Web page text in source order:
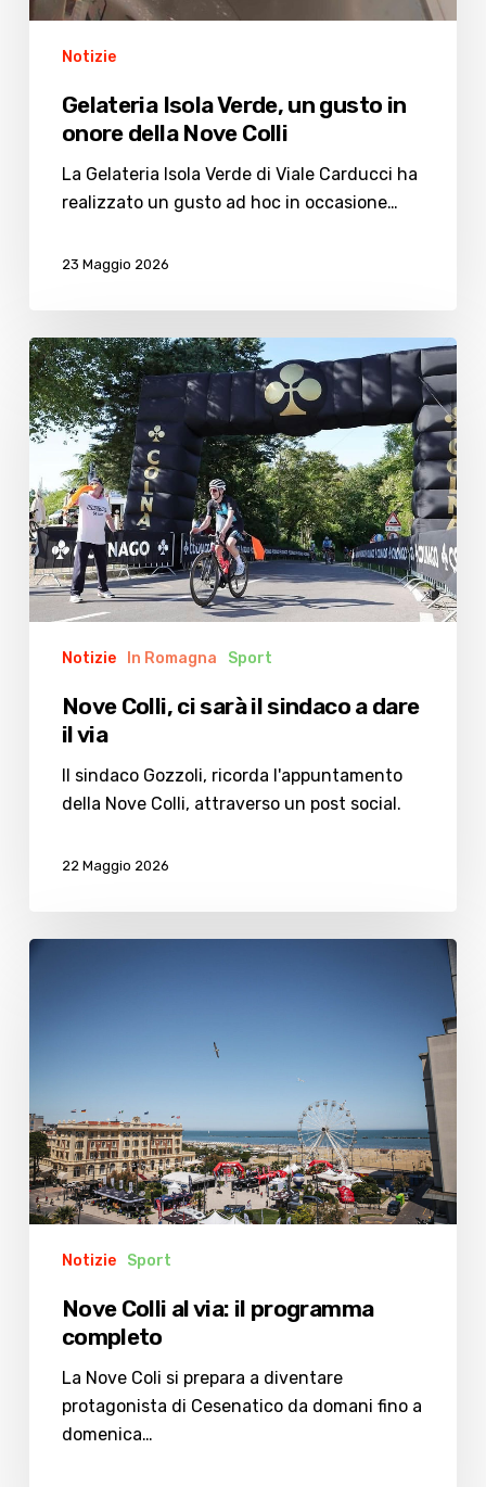
Notizie
Gelateria Isola Verde, un gusto in
onore della Nove Colli
La Gelateria Isola Verde di Viale Carducci ha
realizzato un gusto ad hoc in occasione…
23 Maggio 2026
Nove
Colli,
ci
sarà
sindaco
a
dare
il
via
Notizie In Romagna Sport
Nove Colli, ci sarà il sindaco a dare
il via
Il sindaco Gozzoli, ricorda l'appuntamento
della Nove Colli, attraverso un post social.
22 Maggio 2026
Nove
completo
Notizie Sport
Nove Colli al via: il programma
completo
La Nove Coli si prepara a diventare
protagonista di Cesenatico da domani fino a
domenica…